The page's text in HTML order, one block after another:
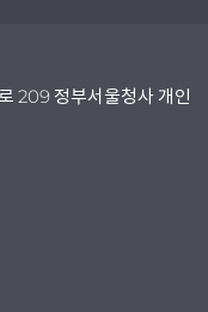
209 정부서울청사 개인